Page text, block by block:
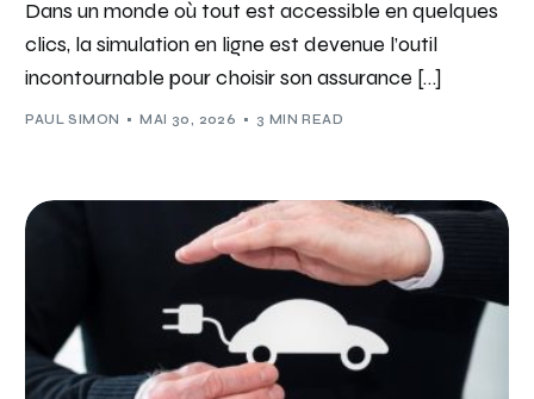
Dans un monde où tout est accessible en quelques
clics, la simulation en ligne est devenue l’outil
incontournable pour choisir son assurance […]
PAUL SIMON MAI 30, 2026 3 MIN READ